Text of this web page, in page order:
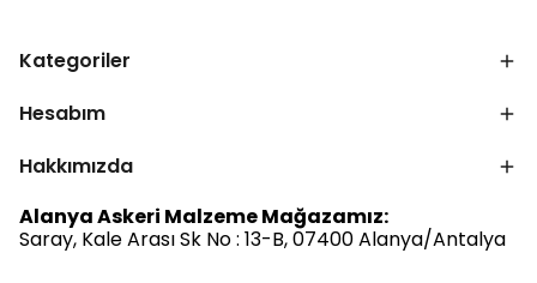
Kategoriler
Hesabım
Hakkımızda
Alanya Askeri Malzeme Mağazamız:
Saray, Kale Arası Sk No : 13-B, 07400 Alanya/Antalya